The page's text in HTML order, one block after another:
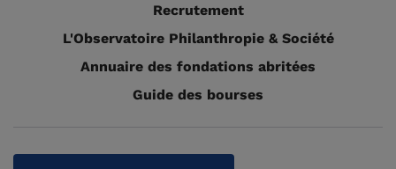
Recrutement
L'Observatoire Philanthropie & Société
Annuaire des fondations abritées
Guide des bourses